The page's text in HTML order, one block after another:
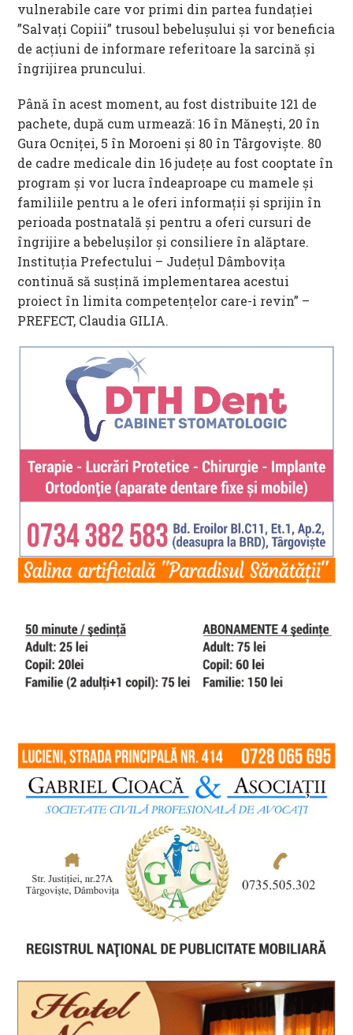
vulnerabile care vor primi din partea fundației
”Salvați Copiii” trusoul bebelușului și vor beneficia
de acțiuni de informare referitoare la sarcină și
îngrijirea pruncului.
Până în acest moment, au fost distribuite 121 de
pachete, după cum urmează: 16 în Mănești, 20 în
Gura Ocniței, 5 în Moroeni și 80 în Târgoviște. 80
de cadre medicale din 16 județe au fost cooptate în
program şi vor lucra îndeaproape cu mamele și
familiile pentru a le oferi informații și sprijin în
perioada postnatală și pentru a oferi cursuri de
îngrijire a bebelușilor și consiliere în alăptare.
Instituția Prefectului – Județul Dâmbovița
continuă să susțină implementarea acestui
proiect în limita competențelor care-i revin” –
PREFECT, Claudia GILIA.